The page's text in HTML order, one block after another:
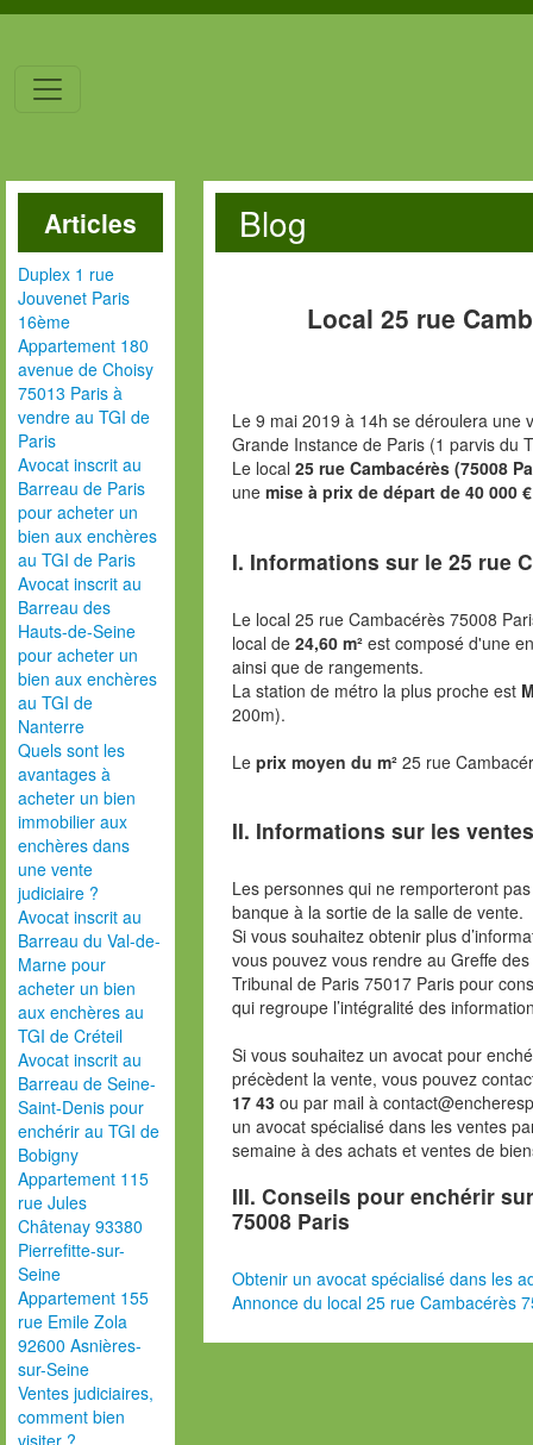
Articles
Duplex 1 rue
Jouvenet Paris
16ème
Appartement 180
avenue de Choisy
75013 Paris à
vendre au TGI de
Paris
Avocat inscrit au
Barreau de Paris
pour acheter un
bien aux enchères
au TGI de Paris
Avocat inscrit au
Barreau des
Hauts-de-Seine
pour acheter un
bien aux enchères
au TGI de
Nanterre
Quels sont les
avantages à
acheter un bien
immobilier aux
enchères dans
une vente
judiciaire ?
Avocat inscrit au
Barreau du Val-de-
Marne pour
acheter un bien
aux enchères au
TGI de Créteil
Avocat inscrit au
Barreau de Seine-
Saint-Denis pour
enchérir au TGI de
Bobigny
Appartement 115
rue Jules
Châtenay 93380
Pierrefitte-sur-
Seine
Appartement 155
rue Emile Zola
92600 Asnières-
sur-Seine
Ventes judiciaires,
comment bien
visiter ?
Blog
Local 25 rue
Le 9 mai 2019 à 14h se déroulera une
Grande Instance de Paris (1 parvis du
Le local 25 rue Cambacérès (75008
une mise à prix de départ de 40 000 €
I. Informations sur le 25 rue
Le local 25 rue Cambacérès 75008
local de 24,60 m²est composé d'une
ainsi que de rangements.
La station de métro la plus proche est
200m).
Le prix moyen du m² 25 rue
II. Informations sur les
Les personnes qui ne remporteront
banque à la sortie de la salle de vente.
Si vous souhaitez obtenir plus
vous pouvez vous rendre au Greffe
Tribunal de Paris 75017 Paris pour
qui regroupe l’intégralité des
Si vous souhaitez un avocat pour
précèdent la vente, vous pouvez
17 43 ou par mail à
un avocat spécialisé dans les ventes
semaine à des achats et ventes de
III. Conseils pour enchérir
75008 Paris
Obtenir un avocat spécialisé dans les
Annonce du local 25 rue Cambacérès